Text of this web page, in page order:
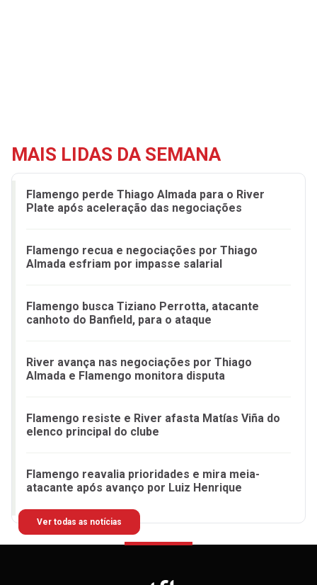
MAIS LIDAS DA SEMANA
Flamengo perde Thiago Almada para o River
Plate após aceleração das negociações
Flamengo recua e negociações por Thiago
Almada esfriam por impasse salarial
Flamengo busca Tiziano Perrotta, atacante
canhoto do Banfield, para o ataque
River avança nas negociações por Thiago
Almada e Flamengo monitora disputa
Flamengo resiste e River afasta Matías Viña do
elenco principal do clube
Flamengo reavalia prioridades e mira meia-
atacante após avanço por Luiz Henrique
Ver todas as notícias